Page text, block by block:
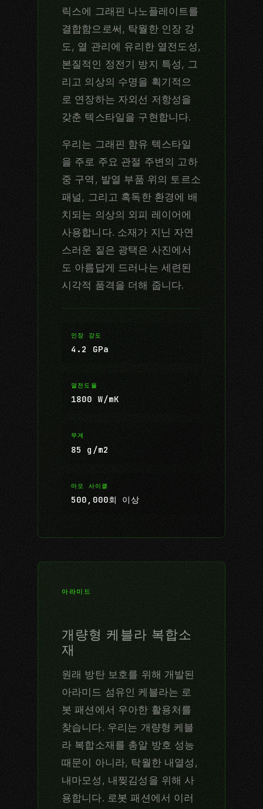
릭스에 그래핀 나노플레이트를
결합함으로써, 탁월한 인장 강
도, 열 관리에 유리한 열전도성,
본질적인 정전기 방지 특성, 그
리고 의상의 수명을 획기적으
로 연장하는 자외선 저항성을
갖춘 텍스타일을 구현합니다.
우리는 그래핀 함유 텍스타일
을 주로 주요 관절 주변의 고하
중 구역, 발열 부품 위의 토르소
패널, 그리고 혹독한 환경에 배
치되는 의상의 외피 레이어에
사용합니다. 소재가 지닌 자연
스러운 짙은 광택은 사진에서
도 아름답게 드러나는 세련된
시각적 품격을 더해 줍니다.
인장 강도
4.2 GPa
열전도율
1800 W/mK
무게
85 g/m2
마모 사이클
500,000회 이상
아라미드
개량형 케블라 복합소
재
원래 방탄 보호를 위해 개발된
아라미드 섬유인 케블라는 로
봇 패션에서 우아한 활용처를
찾습니다. 우리는 개량형 케블
라 복합소재를 총알 방호 성능
때문이 아니라, 탁월한 내열성,
내마모성, 내찢김성을 위해 사
용합니다. 로봇 패션에서 이러